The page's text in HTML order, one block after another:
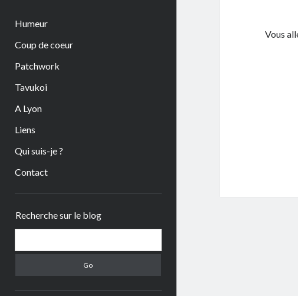
Humeur
Coup de coeur
Patchwork
Tavukoi
A Lyon
Liens
Qui suis-je ?
Contact
Recherche sur le blog
Vous